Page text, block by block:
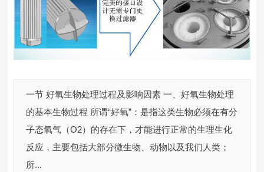
一节 好氧生物处理过程及影响因素 一、好氧生物处理
的基本生物过程 所谓“好氧”：是指这类生物必须在有分
子态氧气（O2）的存在下，才能进行正常的生理生化
反应，主要包括大部分微生物、动物以及我们人类；
所...